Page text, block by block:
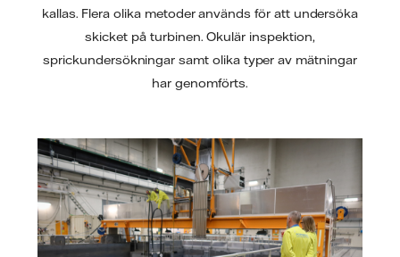
kallas. Flera olika metoder används för att undersöka
skicket på turbinen. Okulär inspektion,
sprickundersökningar samt olika typer av mätningar
har genomförts.